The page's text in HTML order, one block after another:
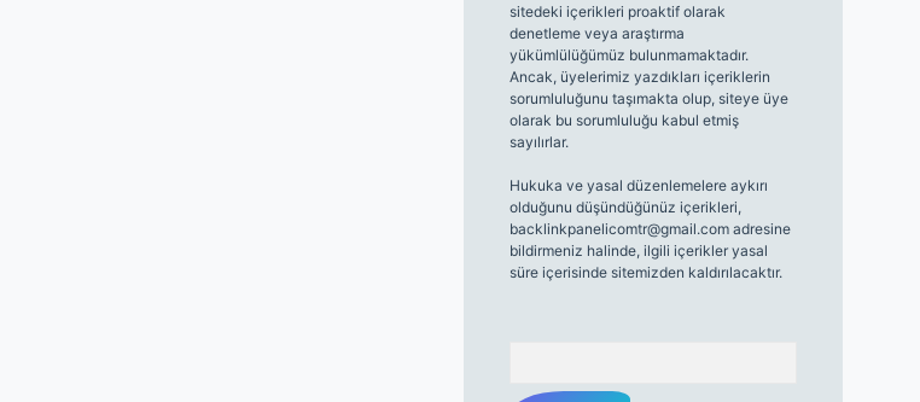
sitedeki içerikleri proaktif olarak
denetleme veya araştırma
yükümlülüğümüz bulunmamaktadır.
Ancak, üyelerimiz yazdıkları içeriklerin
sorumluluğunu taşımakta olup, siteye üye
olarak bu sorumluluğu kabul etmiş
sayılırlar.
Hukuka ve yasal düzenlemelere aykırı
olduğunu düşündüğünüz içerikleri,
backlinkpanelicomtr@gmail.comadresine
bildirmeniz halinde, ilgili içerikler yasal
süre içerisinde sitemizden kaldırılacaktır.